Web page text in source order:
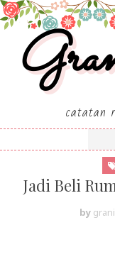
catatan
Jadi Beli
by